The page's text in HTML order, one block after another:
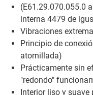
(E61.29.070.055.0
interna 4479 de
Vibraciones
Principio de
atornillada)
Prácticamente sin
"redondo"
Interior liso y